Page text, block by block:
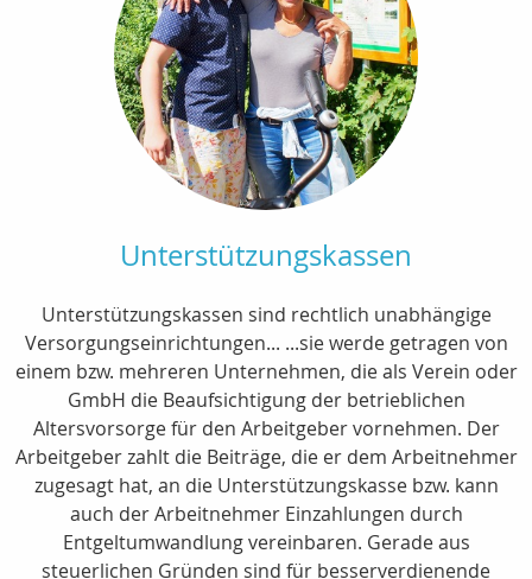
Unterstützungskassen
Unterstützungskassen sind rechtlich unabhängige
Versorgungseinrichtungen... ...sie werde getragen von
einem bzw. mehreren Unternehmen, die als Verein oder
GmbH die Beaufsichtigung der betrieblichen
Altersvorsorge für den Arbeitgeber vornehmen. Der
Arbeitgeber zahlt die Beiträge, die er dem Arbeitnehmer
zugesagt hat, an die Unterstützungskasse bzw. kann
auch der Arbeitnehmer Einzahlungen durch
Entgeltumwandlung vereinbaren. Gerade aus
steuerlichen Gründen sind für besserverdienende